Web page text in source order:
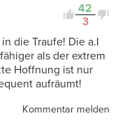
42
3
die Traufe! Die a.I
als der extrem
Hoffnung ist nur
aufräumt!
Kommentar melden